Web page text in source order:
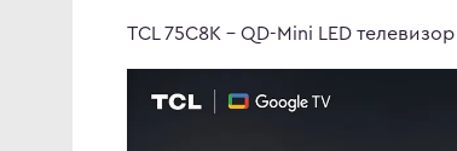
TCL 75C8K - QD-Mini LED